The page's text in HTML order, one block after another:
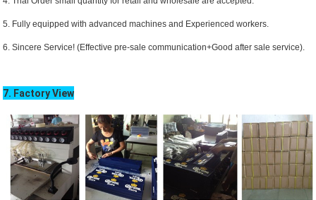
5. Fully equipped with advanced machines and Experienced workers.
6. Sincere Service! (Effective pre-sale communication+Good after sale service).
7. Factory View